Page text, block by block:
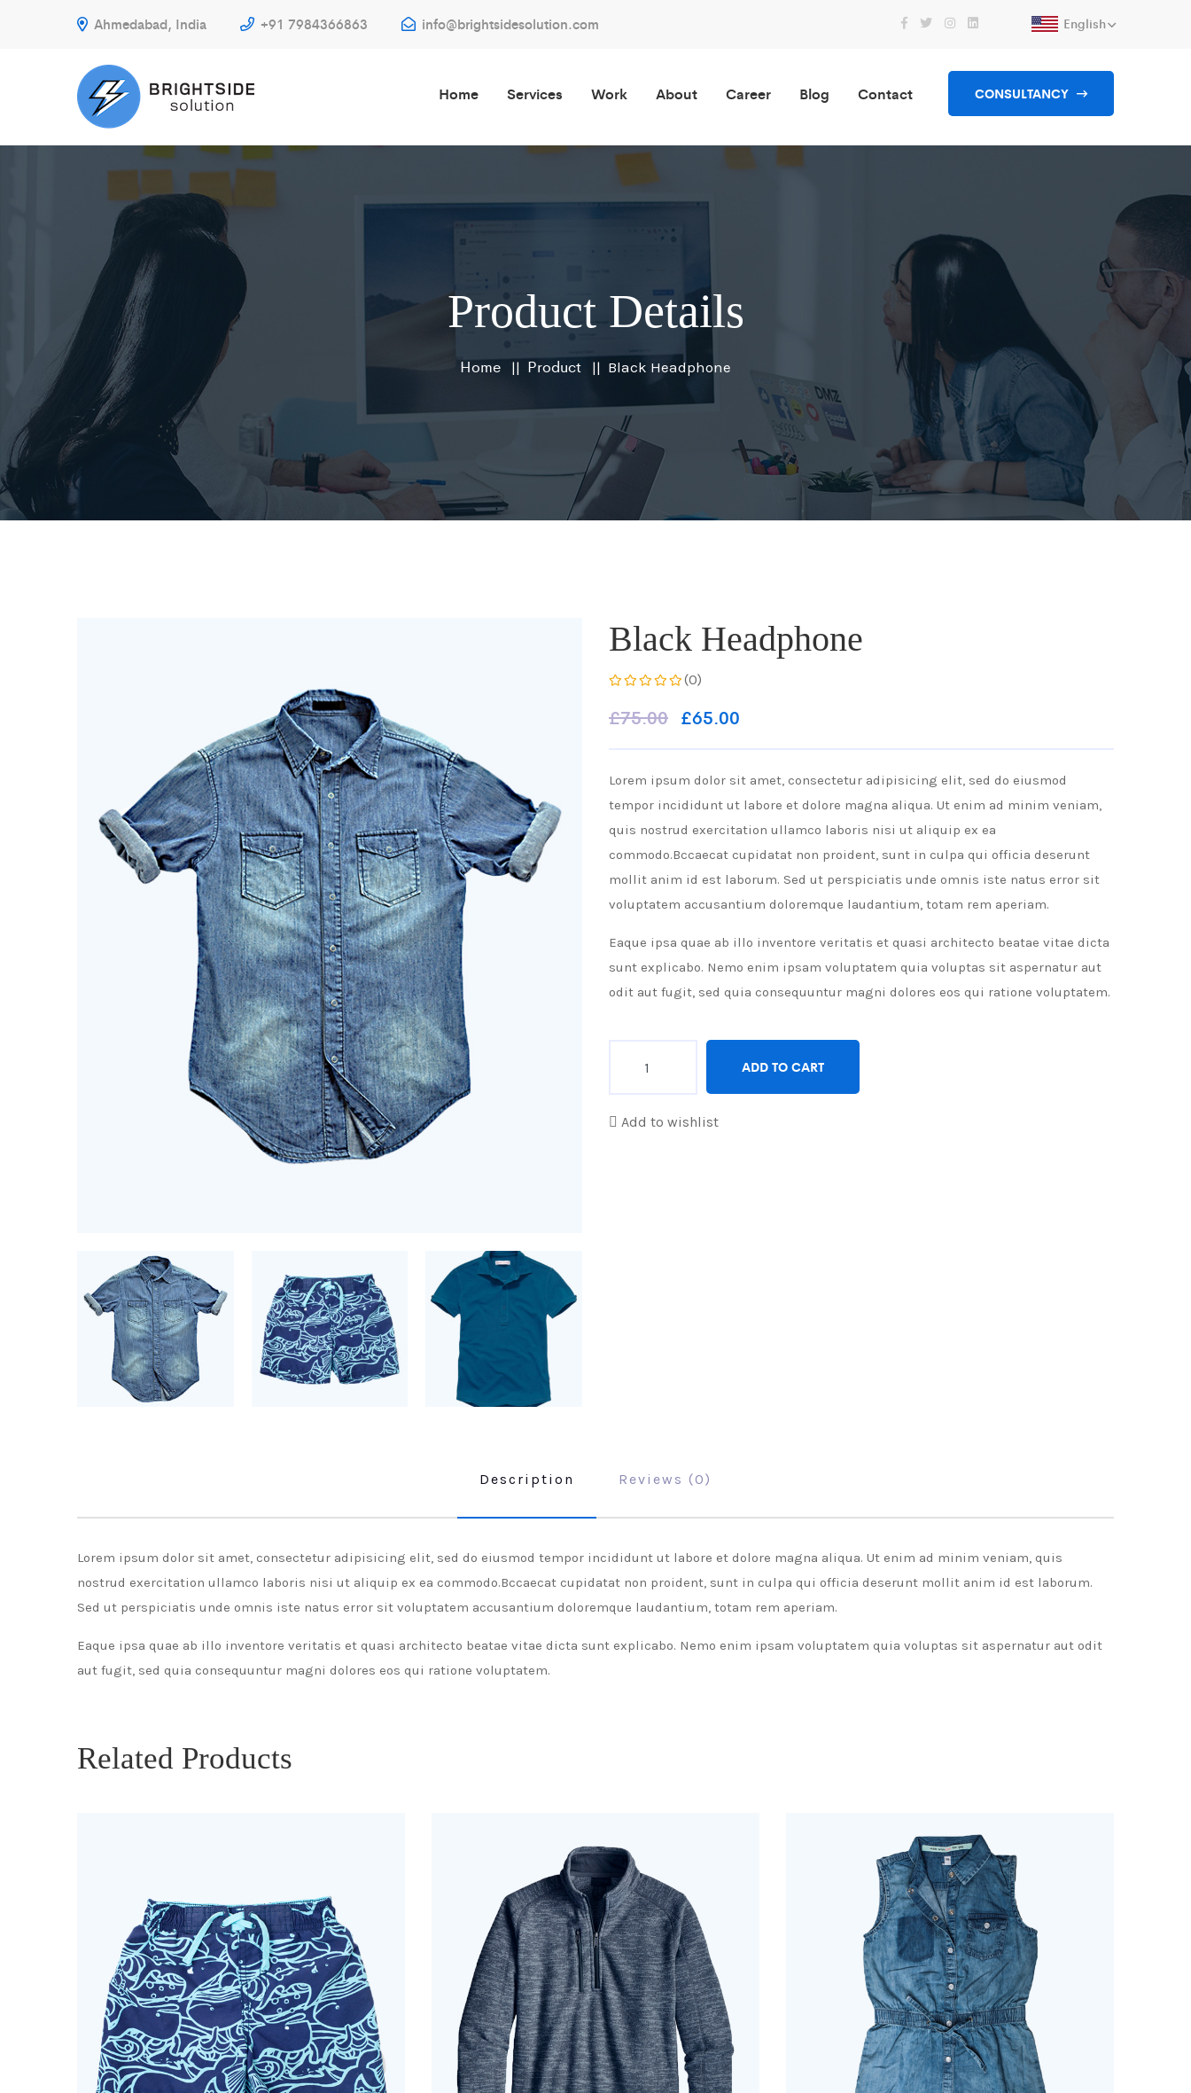
Ahmedabad, India +91 7984366863 info@brightsidesolution.com English
CONSULTANCY
Home Services Work About Career Blog Contact
Product Details
Home Product Black Headphone
Black Headphone
(0)
£75.00 £65.00
Lorem ipsum dolor sit amet, consectetur adipisicing elit, sed do eiusmod
tempor incididunt ut labore et dolore magna aliqua. Ut enim ad minim veniam,
quis nostrud exercitation ullamco laboris nisi ut aliquip ex ea
commodo.Bccaecat cupidatat non proident, sunt in culpa qui officia deserunt
mollit anim id est laborum. Sed ut perspiciatis unde omnis iste natus error sit
voluptatem accusantium doloremque laudantium, totam rem aperiam.
Eaque ipsa quae ab illo inventore veritatis et quasi architecto beatae vitae dicta
sunt explicabo. Nemo enim ipsam voluptatem quia voluptas sit aspernatur aut
odit aut fugit, sed quia consequuntur magni dolores eos qui ratione voluptatem.
ADD TO CART
Add to wishlist
Description Reviews (0)
Lorem ipsum dolor sit amet, consectetur adipisicing elit, sed do eiusmod tempor incididunt ut labore et dolore magna aliqua. Ut enim ad minim veniam, quis
nostrud exercitation ullamco laboris nisi ut aliquip ex ea commodo.Bccaecat cupidatat non proident, sunt in culpa qui officia deserunt mollit anim id est laborum.
Sed ut perspiciatis unde omnis iste natus error sit voluptatem accusantium doloremque laudantium, totam rem aperiam.
Eaque ipsa quae ab illo inventore veritatis et quasi architecto beatae vitae dicta sunt explicabo. Nemo enim ipsam voluptatem quia voluptas sit aspernatur aut odit
aut fugit, sed quia consequuntur magni dolores eos qui ratione voluptatem.
Related Products